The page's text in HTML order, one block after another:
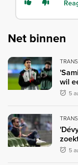
Net binnen
wil
5
5